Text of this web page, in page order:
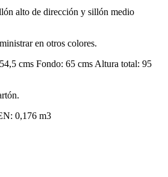
alto de dirección y sillón medio
en otros colores.
cms Fondo: 65 cms Altura total: 95
0,176 m3